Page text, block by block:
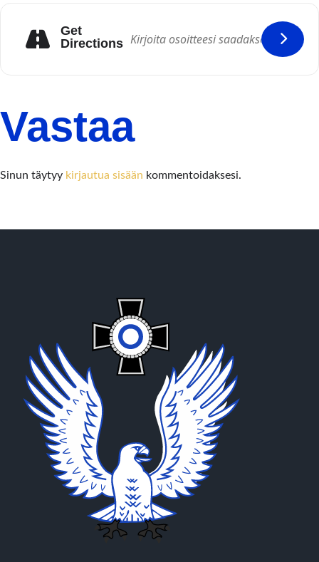
Get
Directions
Vastaa
Sinun täytyy kirjautua sisään kommentoidaksesi.